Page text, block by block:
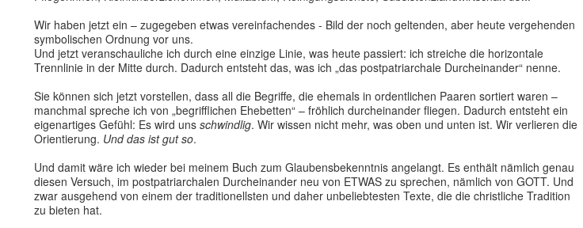
Wir haben jetzt ein – zugegeben etwas vereinfachendes - Bild der noch geltenden, aber heute vergehenden
symbolischen Ordnung vor uns.
Und jetzt veranschauliche ich durch eine einzige Linie, was heute passiert: ich streiche die horizontale
Trennlinie in der Mitte durch. Dadurch entsteht das, was ich „das postpatriarchale Durcheinander“ nenne.
Sie können sich jetzt vorstellen, dass all die Begriffe, die ehemals in ordentlichen Paaren sortiert waren –
manchmal spreche ich von „begrifflichen Ehebetten“ – fröhlich durcheinander fliegen. Dadurch entsteht ein
eigenartiges Gefühl: Es wird uns schwindlig. Wir wissen nicht mehr, was oben und unten ist. Wir verlieren die
Orientierung. Und das ist gut so.
Und damit wäre ich wieder bei meinem Buch zum Glaubensbekenntnis angelangt. Es enthält nämlich genau
diesen Versuch, im postpatriarchalen Durcheinander neu von ETWAS zu sprechen, nämlich von GOTT. Und
zwar ausgehend von einem der traditionellsten und daher unbeliebtesten Texte, die die christliche Tradition
zu bieten hat.